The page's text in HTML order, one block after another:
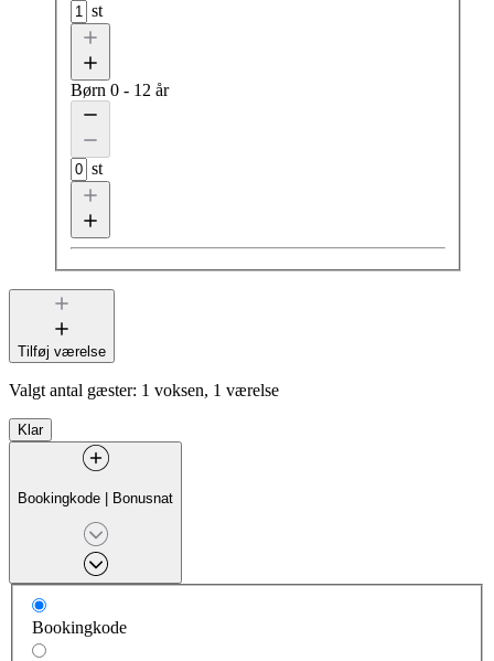
st
Børn 0 - 12 år
st
Tilføj værelse
Valgt antal gæster: 1 voksen, 1 værelse
Klar
Bookingkode | Bonusnat
Bookingkode